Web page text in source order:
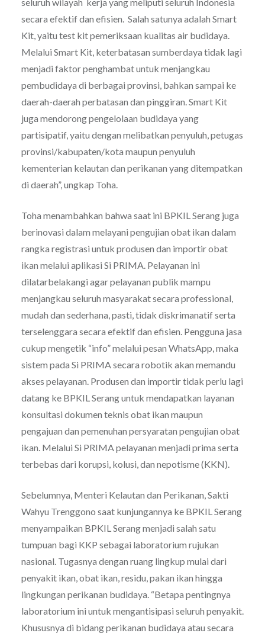
secara efektif dan efisien. Salah satunya adalah Smart
Kit, yaitu test kit pemeriksaan kualitas air budidaya.
Melalui Smart Kit, keterbatasan sumberdaya tidak lagi
menjadi faktor penghambat untuk menjangkau
pembudidaya di berbagai provinsi, bahkan sampai ke
daerah-daerah perbatasan dan pinggiran. Smart Kit
juga mendorong pengelolaan budidaya yang
partisipatif, yaitu dengan melibatkan penyuluh, petugas
provinsi/kabupaten/kota maupun penyuluh
kementerian kelautan dan perikanan yang ditempatkan
di daerah”, ungkap Toha.
Toha menambahkan bahwa saat ini BPKIL Serang juga
berinovasi dalam melayani pengujian obat ikan dalam
rangka registrasi untuk produsen dan importir obat
ikan melalui aplikasi Si PRIMA. Pelayanan ini
dilatarbelakangi agar pelayanan publik mampu
menjangkau seluruh masyarakat secara professional,
mudah dan sederhana, pasti, tidak diskrimanatif serta
terselenggara secara efektif dan efisien. Pengguna jasa
cukup mengetik “info” melalui pesan WhatsApp, maka
sistem pada Si PRIMA secara robotik akan memandu
akses pelayanan. Produsen dan importir tidak perlu lagi
datang ke BPKIL Serang untuk mendapatkan layanan
konsultasi dokumen teknis obat ikan maupun
pengajuan dan pemenuhan persyaratan pengujian obat
ikan. Melalui Si PRIMA pelayanan menjadi prima serta
terbebas dari korupsi, kolusi, dan nepotisme (KKN).
Sebelumnya, Menteri Kelautan dan Perikanan, Sakti
Wahyu Trenggono saat kunjungannya ke BPKIL Serang
menyampaikan BPKIL Serang menjadi salah satu
tumpuan bagi KKP sebagai laboratorium rujukan
nasional. Tugasnya dengan ruang lingkup mulai dari
penyakit ikan, obat ikan, residu, pakan ikan hingga
lingkungan perikanan budidaya. “Betapa pentingnya
laboratorium ini untuk mengantisipasi seluruh penyakit.
Khususnya di bidang perikanan budidaya atau secara